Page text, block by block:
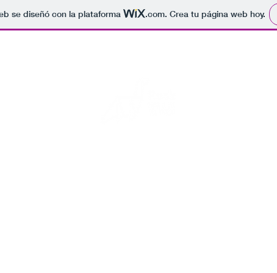
se diseñó con la plataforma .com. Crea tu página web hoy.